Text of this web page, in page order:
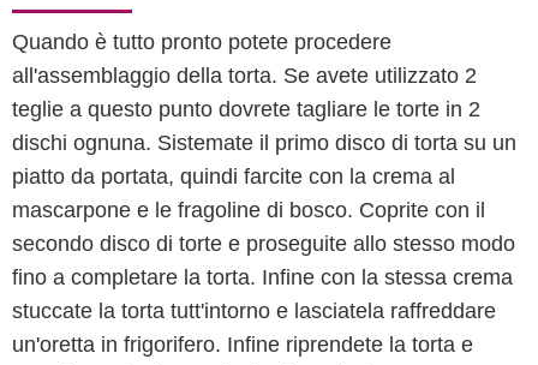
Quando è tutto pronto potete procedere
all'assemblaggio della torta. Se avete utilizzato 2
teglie a questo punto dovrete tagliare le torte in 2
dischi ognuna. Sistemate il primo disco di torta su un
piatto da portata, quindi farcite con la crema al
mascarpone e le fragoline di bosco. Coprite con il
secondo disco di torte e proseguite allo stesso modo
fino a completare la torta. Infine con la stessa crema
stuccate la torta tutt'intorno e lasciatela raffreddare
un'oretta in frigorifero. Infine riprendete la torta e